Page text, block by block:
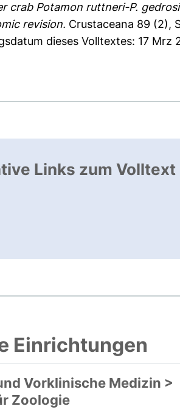
crab Potamon ruttneri-P.
revision. Crustaceana 89 (2),
dieses Volltextes: 17 Mrz
Links zum Volltext
Link, öffnet neues
Einrichtungen
Vorklinische Medizin >
Zoologie